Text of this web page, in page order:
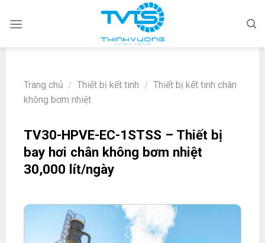
Trang chủ / Thiết bị kết tinh / Thiết bị kết tinh chân
không bơm nhiệt
TV30-HPVE-EC-1STSS – Thiết bị
bay hơi chân không bơm nhiệt
30,000 lít/ngày